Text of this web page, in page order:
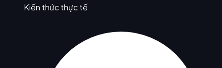
Kiến thức thực tế